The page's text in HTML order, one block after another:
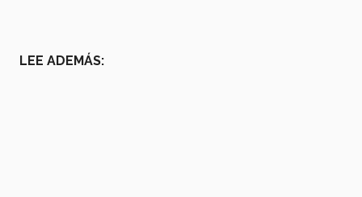
LEE ADEMÁS: